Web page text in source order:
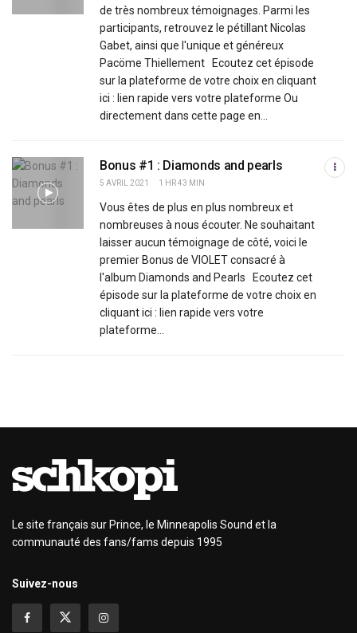
de très nombreux témoignages. Parmi les
participants, retrouvez le pétillant Nicolas
Gabet, ainsi que l'unique et généreux
Pacöme Thiellement Ecoutez cet épisode
sur la plateforme de votre choix en cliquant
ici : lien rapide vers votre plateforme Ou
directement dans cette page en...
Bonus #1 : Diamonds and pearls
5 AVRIL 2021 1 HR 43 MIN
Vous êtes de plus en plus nombreux et
nombreuses à nous écouter. Ne souhaitant
laisser aucun témoignage de côté, voici le
premier Bonus de VIOLET consacré à
l'album Diamonds and Pearls Ecoutez cet
épisode sur la plateforme de votre choix en
cliquant ici : lien rapide vers votre
plateforme...
Le site français sur Prince, le Minneapolis Sound et la
communauté des fans/fams depuis 1995
Suivez-nous